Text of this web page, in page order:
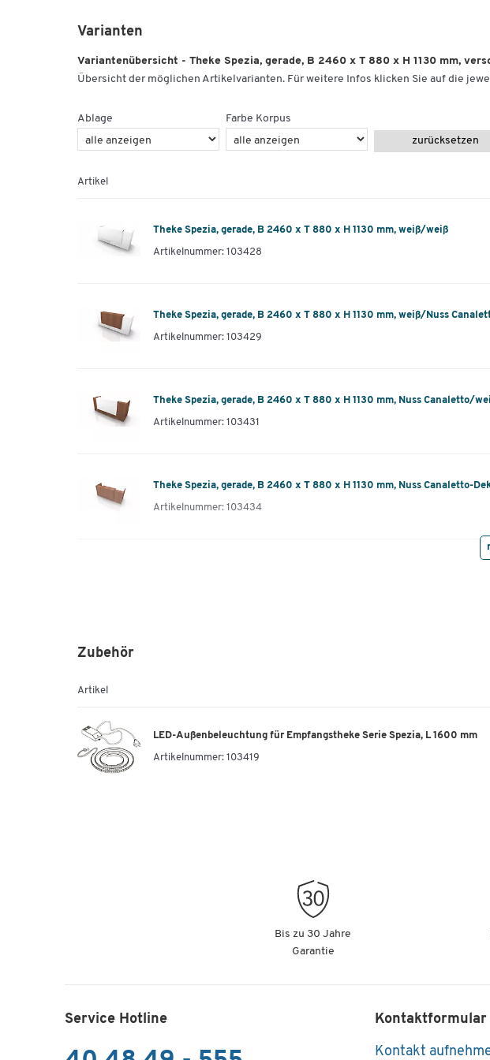
Varianten
Variantenübersicht - Theke Spezia, gerade, B 2460 x T 880 x H 1130 mm,
Übersicht der möglichen Artikelvarianten. Für weitere Infos klicken Sie auf die
Ablage
Farbe Korpus
zurücksetzen
Artikel
Theke Spezia, gerade, B 2460 x T 880 x H 1130 mm, weiß/weiß
Artikelnummer: 103428
Theke Spezia, gerade, B 2460 x T 880 x H 1130 mm, weiß/Nuss
Artikelnummer: 103429
Theke Spezia, gerade, B 2460 x T 880 x H 1130 mm, Nuss Canaletto/
Artikelnummer: 103431
Theke Spezia, gerade, B 2460 x T 880 x H 1130 mm, Nuss Canaletto-
Artikelnummer: 103434
Theke Spezia, gerade, B 2460 x T 880 x H 1130 mm, weiß/beige
Artikelnummer: 106247
Theke Spezia, gerade, B 2460 x T 880 x H 1130 mm, weiß/Leder braun
Artikelnummer: 111780
Zubehör
Artikel
LED-Außenbeleuchtung für Empfangstheke Serie Spezia, L 1600 mm
Artikelnummer: 103419
Bis zu 30 Jahre
Garantie
Service Hotline Kontaktformular
Kontakt